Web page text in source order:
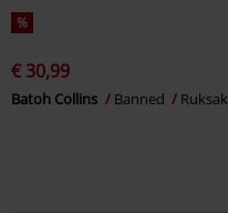
%
€ 30,99
Batoh Collins Banned Ruksak